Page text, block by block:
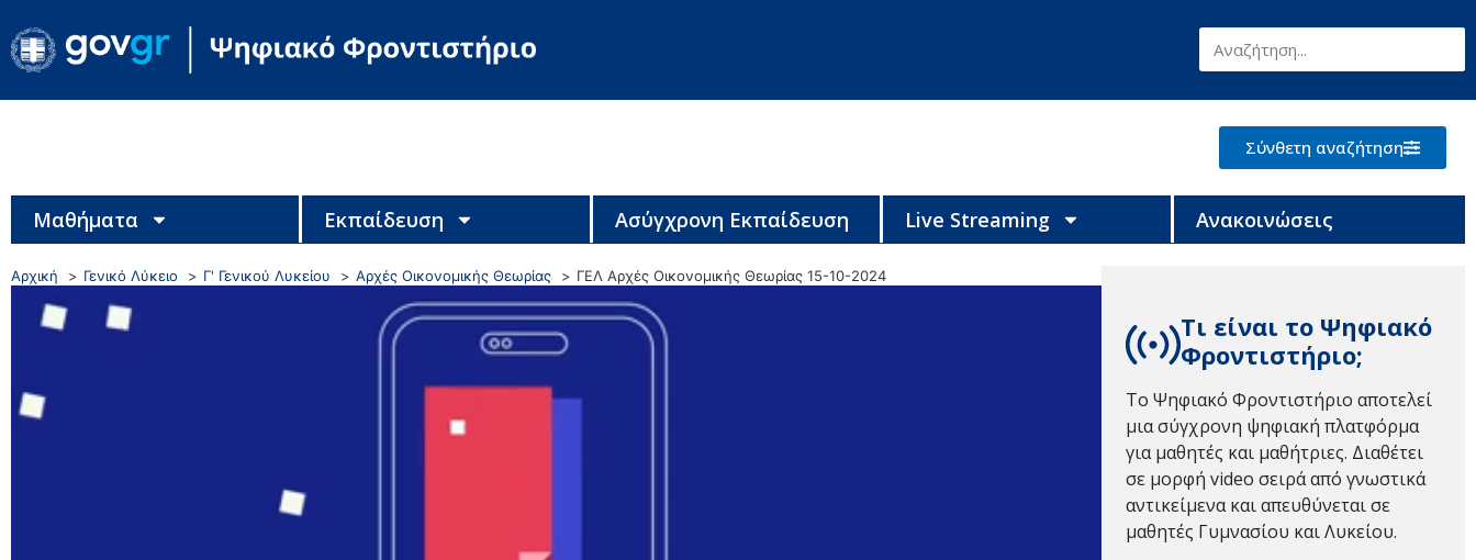
Σύνθετη αναζήτηση
Μαθήματα Εκπαίδευση Ασύγχρονη Εκπαίδευση Live Streaming Ανακοινώσεις
Αρχική Γενικό Λύκειο Γ' Γενικού Λυκείου Αρχές Οικονομικής Θεωρίας ΓΕΛ Αρχές Οικονομικής Θεωρίας 15-10-2024
Τι είναι το Ψηφιακό
Φροντιστήριο;
Το Ψηφιακό Φροντιστήριο αποτελεί
μια σύγχρονη ψηφιακή πλατφόρμα
για μαθητές και μαθήτριες. Διαθέτει
σε μορφή video σειρά από γνωστικά
αντικείμενα και απευθύνεται σε
μαθητές Γυμνασίου και Λυκείου.